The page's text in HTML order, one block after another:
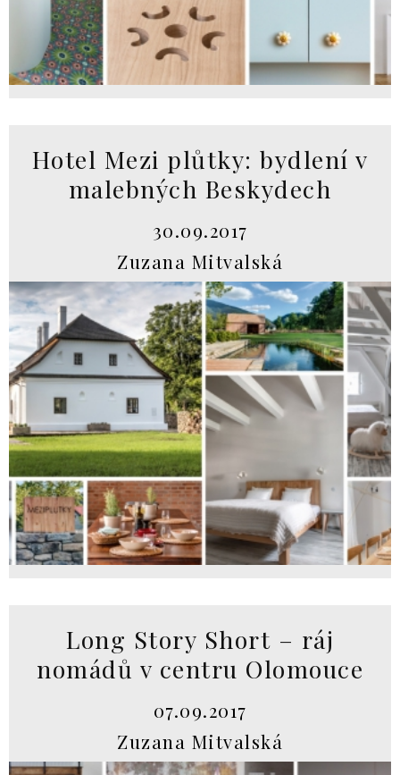
Hotel Mezi plůtky: bydlení v
malebných Beskydech
30.09.2017
Zuzana Mitvalská
Long Story Short – ráj
nomádů v centru Olomouce
07.09.2017
Zuzana Mitvalská